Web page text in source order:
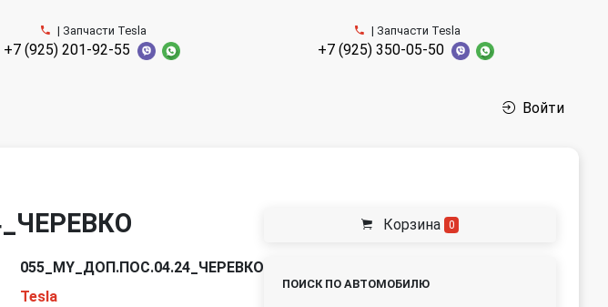
| Запчасти Tesla
+7 (925) 201-92-55
| Запчасти Tesla
+7 (925) 350-05-50
Войти
055_MY_ДОП.ПОС.04.24_ЧЕРЕВКО
Tesla
Корзина 0
ПОИСК ПО АВТОМОБИЛЮ